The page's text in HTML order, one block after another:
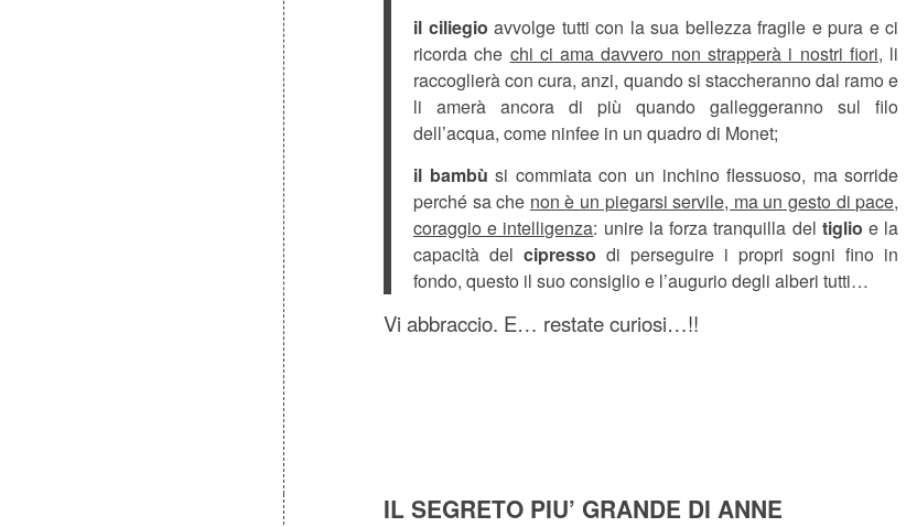
il ciliegio avvolge tutti con la sua bellezza fragile e pura e ci
ricorda che chi ci ama davvero non strapperà i nostri fiori, li
raccoglierà con cura, anzi, quando si staccheranno dal ramo e
li amerà ancora di più quando galleggeranno sul filo
dell’acqua, come ninfee in un quadro di Monet;
il bambù si commiata con un inchino flessuoso, ma sorride
perché sa che non è un piegarsi servile, ma un gesto di pace,
coraggio e intelligenza: unire la forza tranquilla del tiglio e la
capacità del cipresso di perseguire i propri sogni fino in
fondo, questo il suo consiglio e l’augurio degli alberi tutti…
Vi abbraccio. E… restate curiosi…!!
IL SEGRETO PIU’ GRANDE DI ANNE